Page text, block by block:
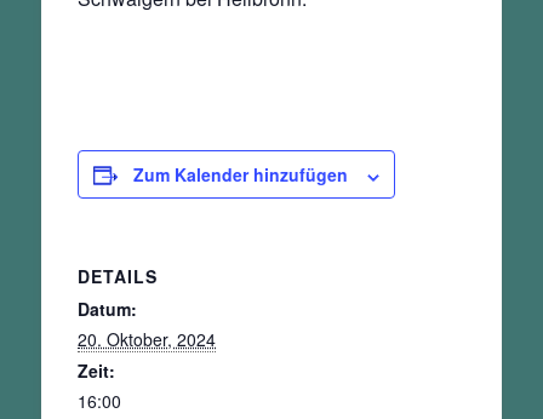
Zum Kalender hinzufügen
DETAILS
Datum:
20. Oktober, 2024
Zeit:
16:00